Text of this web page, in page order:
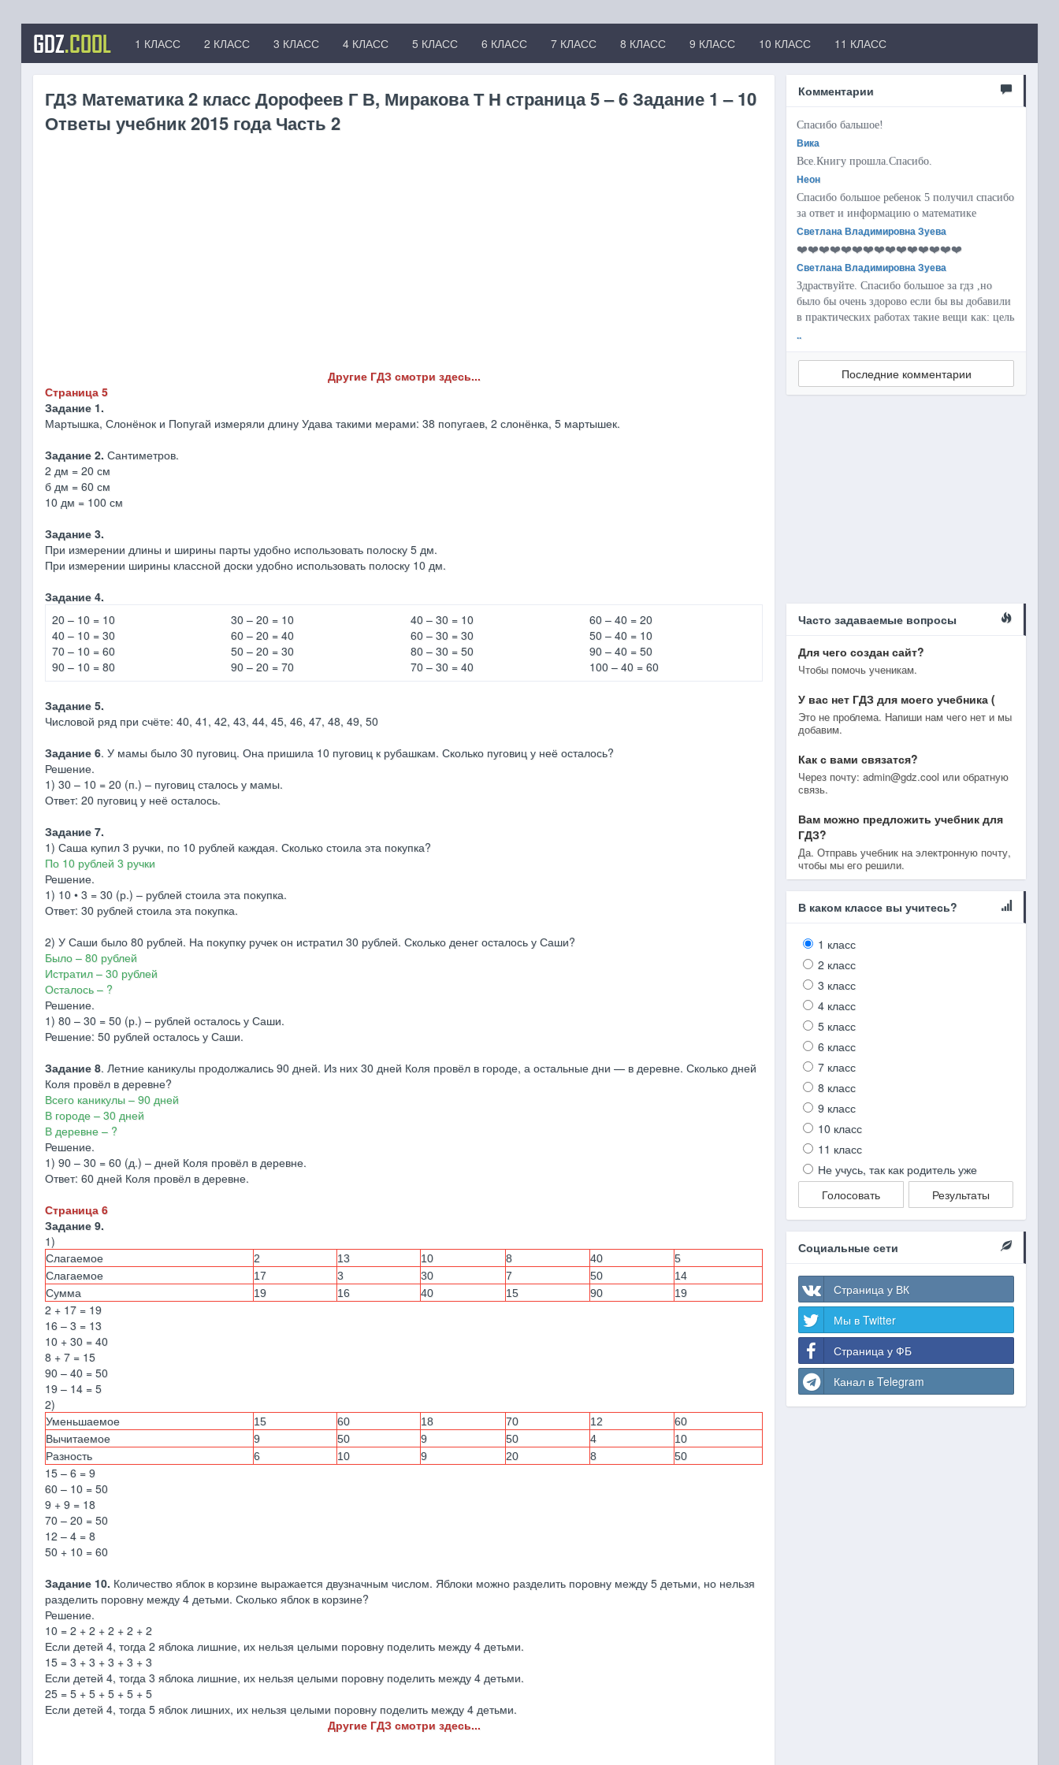
GDZ.COOL 1 КЛАСС 2 КЛАСС 3 КЛАСС 4 КЛАСС 5 КЛАСС 6 КЛАСС 7 КЛАСС 8 КЛАСС 9 КЛАСС 10 КЛАСС 11 КЛАСС
ГДЗ Математика 2 класс Дорофеев Г В, Миракова Т Н страница 5 – 6 Задание 1 – 10
Ответы учебник 2015 года Часть 2
Другие ГДЗ смотри здесь...
Страница 5
Задание 1.
Мартышка, Слонёнок и Попугай измеряли длину Удава такими мерами: 38 попугаев, 2 слонёнка, 5 мартышек.
Задание 2. Сантиметров.
2 дм = 20 см
б дм = 60 см
10 дм = 100 см
Задание 3.
При измерении длины и ширины парты удобно использовать полоску 5 дм.
При измерении ширины классной доски удобно использовать полоску 10 дм.
Задание 4.
20 – 10 = 10
40 – 10 = 30
70 – 10 = 60
90 – 10 = 80
30 – 20 = 10
60 – 20 = 40
50 – 20 = 30
90 – 20 = 70
40 – 30 = 10
60 – 30 = 30
80 – 30 = 50
70 – 30 = 40
60 – 40 = 20
50 – 40 = 10
90 – 40 = 50
100 – 40 = 60
Задание 5.
Числовой ряд при счёте: 40, 41, 42, 43, 44, 45, 46, 47, 48, 49, 50
Задание 6. У мамы было 30 пуговиц. Она пришила 10 пуговиц к рубашкам. Сколько пуговиц у неё осталось?
Решение.
1) 30 – 10 = 20 (п.) – пуговиц сталось у мамы.
Ответ: 20 пуговиц у неё осталось.
Задание 7.
1) Саша купил 3 ручки, по 10 рублей каждая. Сколько стоила эта покупка?
По 10 рублей 3 ручки
Решение.
1) 10 • 3 = 30 (р.) – рублей стоила эта покупка.
Ответ: 30 рублей стоила эта покупка.
2) У Саши было 80 рублей. На покупку ручек он истратил 30 рублей. Сколько денег осталось у Саши?
Было – 80 рублей
Истратил – 30 рублей
Осталось – ?
Решение.
1) 80 – 30 = 50 (р.) – рублей осталось у Саши.
Решение: 50 рублей осталось у Саши.
Задание 8. Летние каникулы продолжались 90 дней. Из них 30 дней Коля провёл в городе, а остальные дни — в деревне. Сколько дней
Коля провёл в деревне?
Всего каникулы – 90 дней
В городе – 30 дней
В деревне – ?
Решение.
1) 90 – 30 = 60 (д.) – дней Коля провёл в деревне.
Ответ: 60 дней Коля провёл в деревне.
Страница 6
Задание 9.
1)
Слагаемое 2 13 10 8 40
5
Слагаемое
17 3 30 7 50
14
Сумма
19 16 40 15 90 19
2 + 17 = 19
16 – 3 = 13
10 + 30 = 40
8 + 7 = 15
90 – 40 = 50
19 – 14 = 5
2)
Уменьшаемое 15 60 18 70 12
60
Вычитаемое
9 50 9 50 4
10
Разность
6 10 9 20 8 50
15 – 6 = 9
60 – 10 = 50
9 + 9 = 18
70 – 20 = 50
12 – 4 = 8
50 + 10 = 60
Задание 10. Количество яблок в корзине выражается двузначным числом. Яблоки можно разделить поровну между 5 детьми, но нельзя
разделить поровну между 4 детьми. Сколько яблок в корзине?
Решение.
10 = 2 + 2 + 2 + 2 + 2
Если детей 4, тогда 2 яблока лишние, их нельзя целыми поровну поделить между 4 детьми.
15 = 3 + 3 + 3 + 3 + 3
Если детей 4, тогда 3 яблока лишние, их нельзя целыми поровну поделить между 4 детьми.
25 = 5 + 5 + 5 + 5 + 5
Если детей 4, тогда 5 яблок лишних, их нельзя целыми поровну поделить между 4 детьми.
Другие ГДЗ смотри здесь...
Комментарии
Спасибо бальшое!
Вика
Все.Книгу прошла.Спасибо.
Неон
Спасибо большое ребенок 5 получил спасибо
за ответ и информацию о математике
Светлана Владимировна Зуева
❤️❤️❤️❤️❤️❤️❤️❤️❤️❤️❤️❤️❤️❤️❤️
Светлана Владимировна Зуева
Здраствуйте. Спасибо большое за гдз ,но
было бы очень здорово если бы вы добавили
в практических работах такие вещи как: цель
..
Последние комментарии
Часто задаваемые вопросы
Для чего создан сайт?
Чтобы помочь ученикам.
У вас нет ГДЗ для моего учебника (
Это не проблема. Напиши нам чего нет и мы
добавим.
Как с вами связатся?
Через почту: admin@gdz.cool или обратную
связь.
Вам можно предложить учебник для
ГДЗ?
Да. Отправь учебник на электронную почту,
чтобы мы его решили.
В каком классе вы учитесь?
1 класс
2 класс
3 класс
4 класс
5 класс
6 класс
7 класс
8 класс
9 класс
10 класс
11 класс
Не учусь, так как родитель уже
Голосовать
Результаты
Социальные сети
Страница у ВК
Мы в Twitter
Страница у ФБ
Канал в Telegram